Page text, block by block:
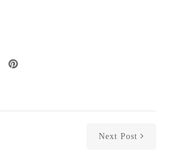
Next Post